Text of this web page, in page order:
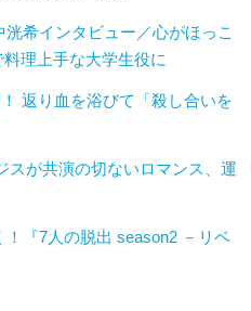
洸希インタビュー／心がほっこ
料理上手な大学生役に
返り血を浴びて「殺し合いを
スが共演の切ないロマンス、運
『7人の脱出 season2 －リベ